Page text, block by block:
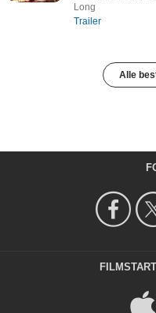
Long
Trailer
Alle